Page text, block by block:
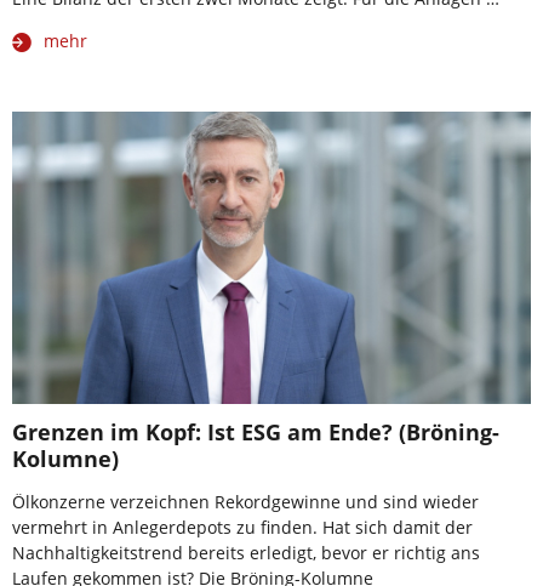
mehr
Grenzen im Kopf: Ist ESG am Ende? (Bröning-
Kolumne)
Ölkonzerne verzeichnen Rekordgewinne und sind wieder
vermehrt in Anlegerdepots zu finden. Hat sich damit der
Nachhaltigkeitstrend bereits erledigt, bevor er richtig ans
Laufen gekommen ist? Die Bröning-Kolumne